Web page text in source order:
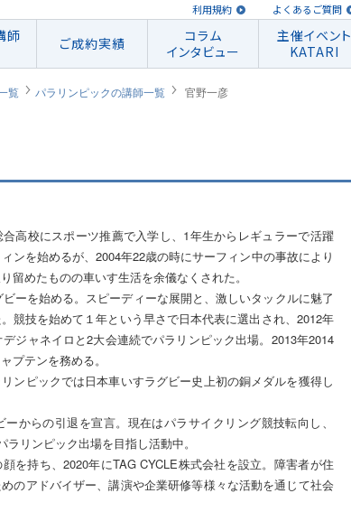
利用規約 よくあるご質問
師
ご成約実績
コラム
インタビュー
主催イベント
KATARI
覧 パラリンピックの講師一覧 官野一彦
高校にスポーツ推薦で入学し、1年生からレギュラーで活躍
ンを始めるが、2004年22歳の時にサーフィン中の事故により
留めたものの車いす生活を余儀なくされた。
ーを始める。スピーディーな展開と、激しいタックルに魅了
競技を始めて１年という早さで日本代表に選出され、2012年
ジャネイロと2大会連続でパラリンピック出場。2013年2014
プテンを務める。
ンピックでは日本車いすラグビー史上初の銅メダルを獲得し
からの引退を宣言。現在はパラサイクリング競技転向し、
リンピック出場を目指し活動中。
を持ち、2020年にTAG CYCLE株式会社を設立。障害者が住
のアドバイザー、講演や企業研修等様々な活動を通じて社会